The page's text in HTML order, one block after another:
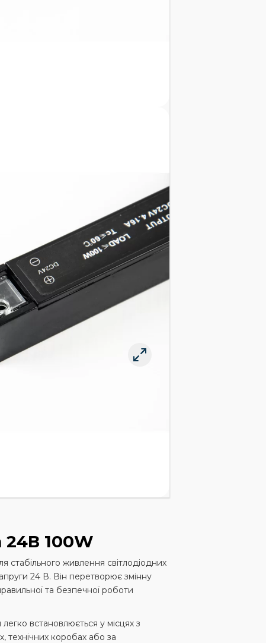
24В 100W
живлення світлодіодних
24 В. Він перетворює змінну
та безпечної роботи
встановлюється у місцях з
коробах або за